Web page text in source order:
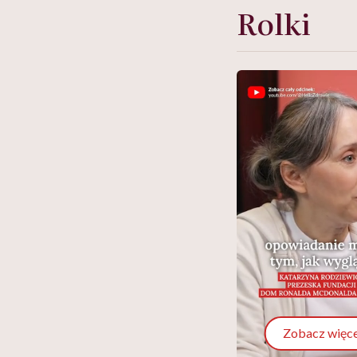
Rolki
Zobacz